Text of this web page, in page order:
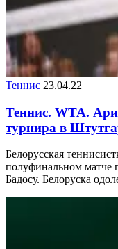
Теннис 23.04.22
Теннис. WTA.
турнира в
Белорусская
полуфинальном матче
Бадосу. Белоруска